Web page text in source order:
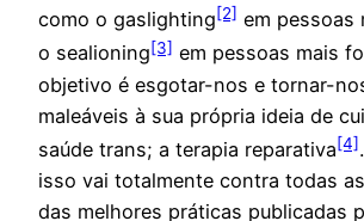
como o gaslighting[2] em pessoas
o sealioning[3] em pessoas mais
objetivo é esgotar-nos e tornar-
maleáveis à sua própria ideia de
saúde trans; a terapia reparativa[4]
isso vai totalmente contra todas
das melhores práticas publicadas